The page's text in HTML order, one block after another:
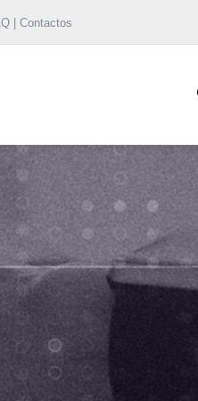
| Contactos